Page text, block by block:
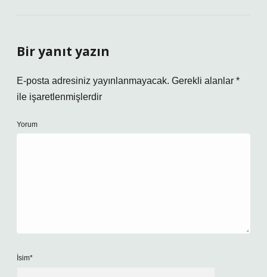
Bir yanıt yazın
E-posta adresiniz yayınlanmayacak. Gerekli alanlar *
ile işaretlenmişlerdir
Yorum
İsim*